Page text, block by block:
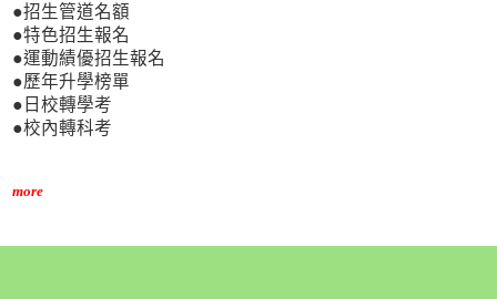
●招生管道名額
●特色招生報名
●運動績優招生報名
●歷年升學榜單
●日校轉學考
●校內轉科考
more